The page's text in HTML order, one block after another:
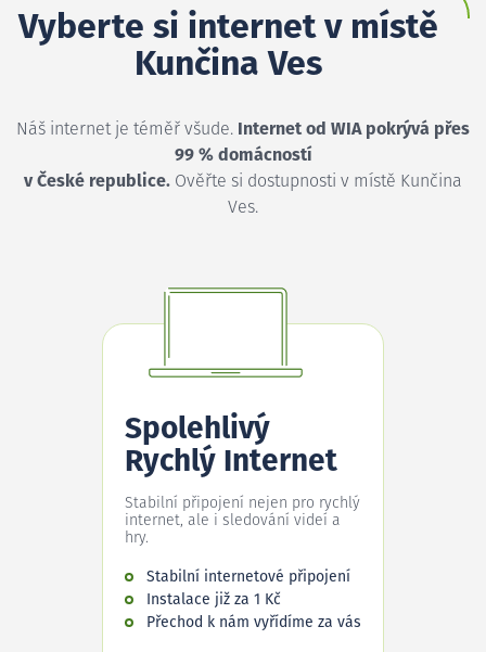
Vyberte si internet v místě
Kunčina Ves
Náš internet je téměř všude. Internet od WIA pokrývá přes
99 % domácností
v České republice. Ověřte si dostupnosti v místě Kunčina
Ves.
Spolehlivý
Rychlý Internet
Stabilní připojení nejen pro rychlý
internet, ale i sledování videí a
hry.
Stabilní internetové připojení
Instalace již za 1 Kč
Přechod k nám vyřídíme za vás